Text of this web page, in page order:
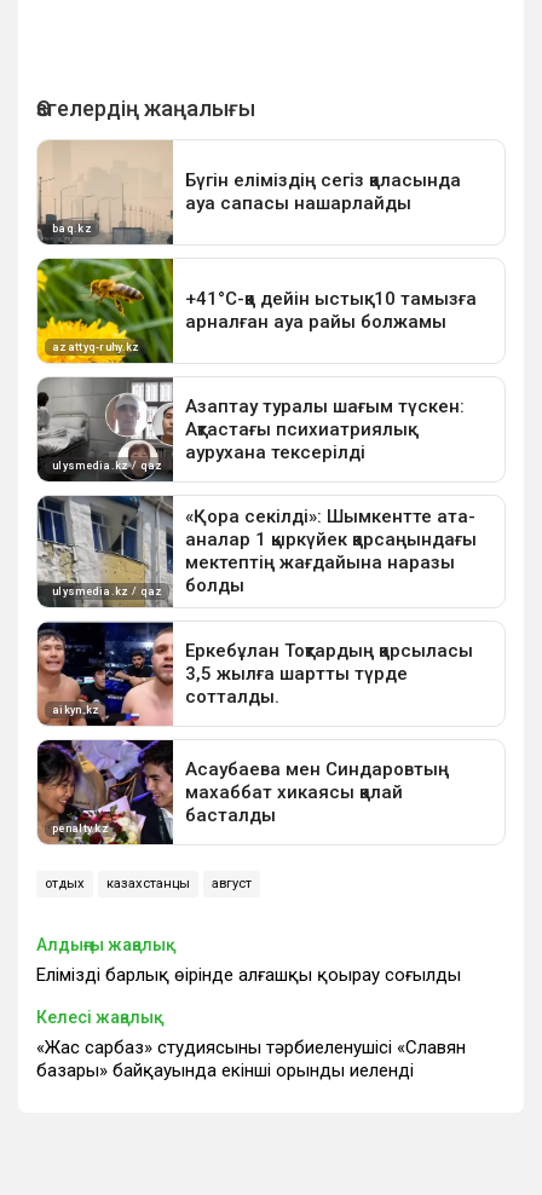
отдых казахстанцы август
Алдыңғы жаңалық
Еліміздің барлық өңірінде алғашқы қоңырау соғылды
Келесі жаңалық
«Жас сарбаз» студиясының тәрбиеленушісі «Славян
базары» байқауында екінші орынды иеленді